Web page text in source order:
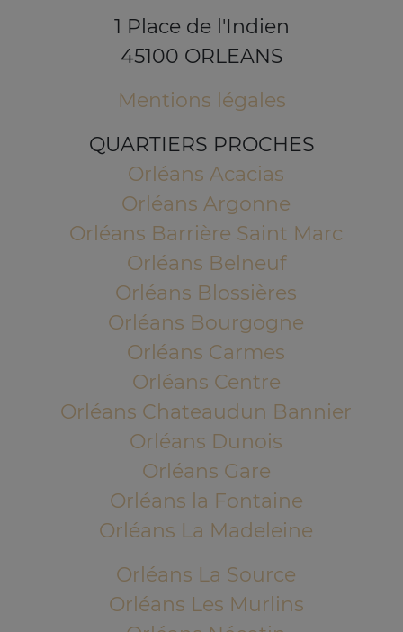
1 Place de l'Indien
45100 ORLEANS
Mentions légales
QUARTIERS PROCHES
Orléans Acacias
Orléans Argonne
Orléans Barrière Saint Marc
Orléans Belneuf
Orléans Blossières
Orléans Bourgogne
Orléans Carmes
Orléans Centre
Orléans Chateaudun Bannier
Orléans Dunois
Orléans Gare
Orléans la Fontaine
Orléans La Madeleine
Orléans La Source
Orléans Les Murlins